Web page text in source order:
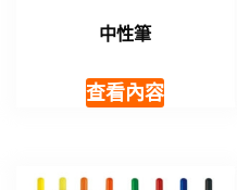
中性筆
查看內容